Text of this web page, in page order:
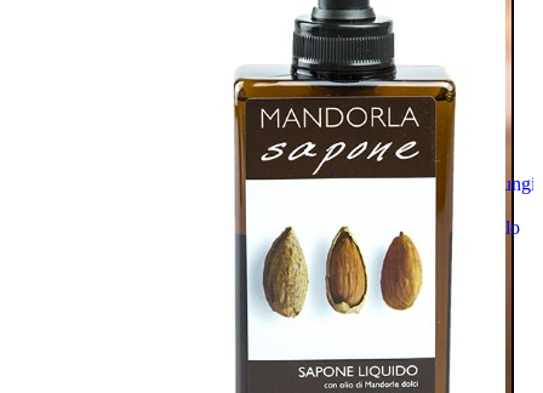
Aggiungi
carrello